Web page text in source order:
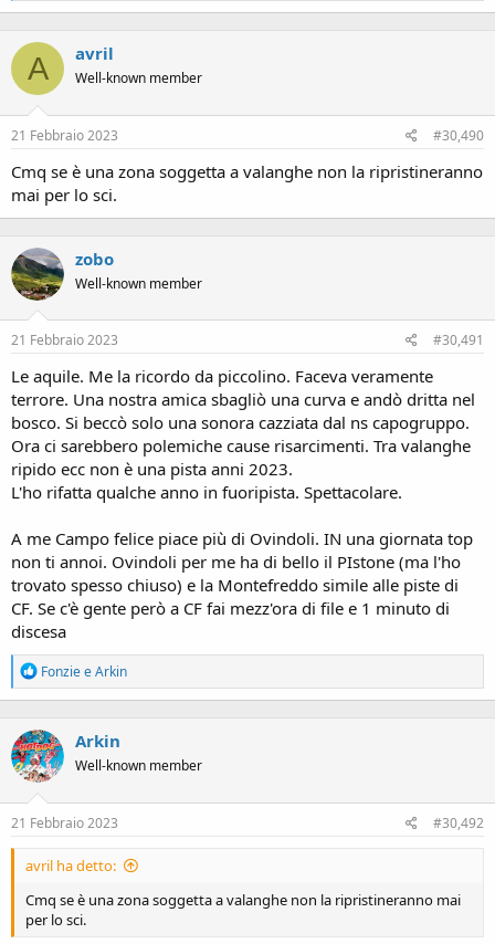
a
t
i
o
n
:
A avril
Well-known member
21 Febbraio 2023 #30,490
Cmq se è una zona soggetta a valanghe non la ripristineranno
mai per lo sci.
zobo
Well-known member
21 Febbraio 2023 #30,491
Le aquile. Me la ricordo da piccolino. Faceva veramente
terrore. Una nostra amica sbagliò una curva e andò dritta nel
bosco. Si beccò solo una sonora cazziata dal ns capogruppo.
Ora ci sarebbero polemiche cause risarcimenti. Tra valanghe
ripido ecc non è una pista anni 2023.
L'ho rifatta qualche anno in fuoripista. Spettacolare.
A me Campo felice piace più di Ovindoli. IN una giornata top
non ti annoi. Ovindoli per me ha di bello il PIstone (ma l'ho
trovato spesso chiuso) e la Montefreddo simile alle piste di
CF. Se c'è gente però a CF fai mezz'ora di file e 1 minuto di
discesa
R
e
a
t
i
o
n
:
FonzieeArkin
Arkin
Well-known member
21 Febbraio 2023 #30,492
avril ha detto:
Cmq se è una zona soggetta a valanghe non la ripristineranno mai
per lo sci.